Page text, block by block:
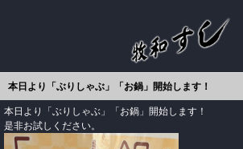
本日より「ぶりしゃぶ」「お鍋」開始します！
本日より「ぶりしゃぶ」「お鍋」開始します！
是非お試しください。